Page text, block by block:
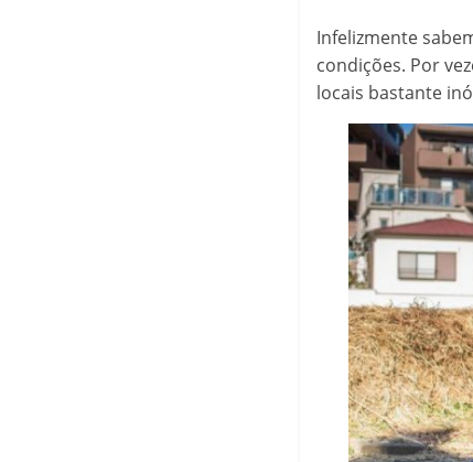
Infelizmente
condições. Por
locais bastante